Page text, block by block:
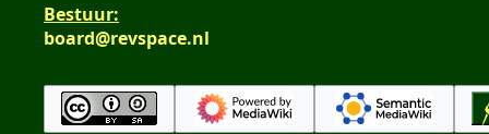
Bestuur:
board@revspace.nl